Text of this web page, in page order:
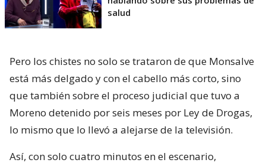
salud
Pero los chistes no solo se trataron de que Monsalve
está más delgado y con el cabello más corto, sino
que también sobre el proceso judicial que tuvo a
Moreno detenido por seis meses por Ley de Drogas,
lo mismo que lo llevó a alejarse de la televisión.
Así, con solo cuatro minutos en el escenario,